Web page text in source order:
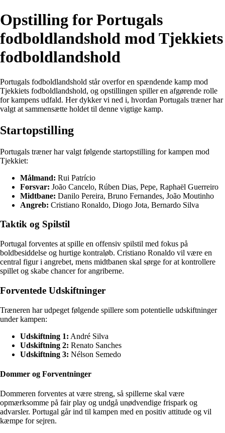
Opstilling for Portugals
fodboldlandshold mod Tjekkiets
fodboldlandshold
Portugals fodboldlandshold står overfor en spændende kamp mod
Tjekkiets fodboldlandshold, og opstillingen spiller en afgørende rolle
for kampens udfald. Her dykker vi ned i, hvordan Portugals træner har
valgt at sammensætte holdet til denne vigtige kamp.
Startopstilling
Portugals træner har valgt følgende startopstilling for kampen mod
Tjekkiet:
Målmand: Rui Patrício
Forsvar: João Cancelo, Rúben Dias, Pepe, Raphaël Guerreiro
Midtbane: Danilo Pereira, Bruno Fernandes, João Moutinho
Angreb: Cristiano Ronaldo, Diogo Jota, Bernardo Silva
Taktik og Spilstil
Portugal forventes at spille en offensiv spilstil med fokus på
boldbesiddelse og hurtige kontraløb. Cristiano Ronaldo vil være en
central figur i angrebet, mens midtbanen skal sørge for at kontrollere
spillet og skabe chancer for angriberne.
Forventede Udskiftninger
Træneren har udpeget følgende spillere som potentielle udskiftninger
under kampen:
Udskiftning 1: André Silva
Udskiftning 2: Renato Sanches
Udskiftning 3: Nélson Semedo
Dommer og Forventninger
Dommeren forventes at være streng, så spillerne skal være
opmærksomme på fair play og undgå unødvendige frispark og
advarsler. Portugal går ind til kampen med en positiv attitude og vil
kæmpe for sejren.